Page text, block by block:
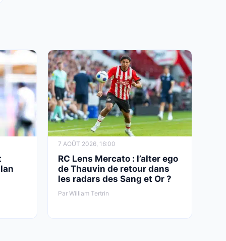
7 AOÛT 2026, 16:00
RC Lens Mercato : l’alter ego
de Thauvin de retour dans
les radars des Sang et Or ?
Par William Tertrin